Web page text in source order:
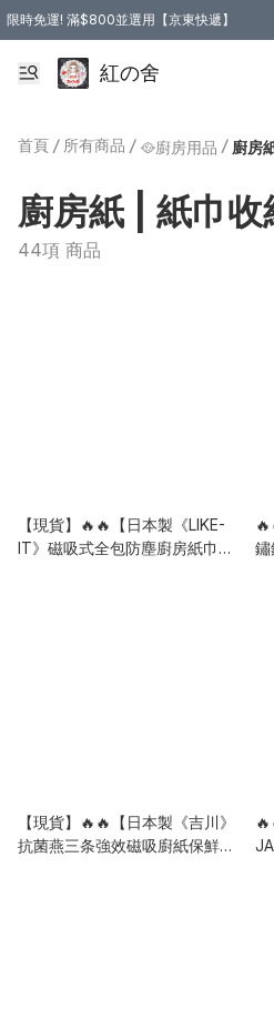
限時免運! 滿$800並選用【京東快遞】
紅の舍
首頁 / 所有商品 / 🥘廚房用品 / 廚房
廚房紙 | 紙巾收
44項 商品
【現貨】🔥🔥【日本製《LIKE-
IT》磁吸式全包防塵廚房紙巾收
鏽
【現貨】🔥🔥【日本製《吉川》
抗菌燕三条強效磁吸廚紙保鮮紙